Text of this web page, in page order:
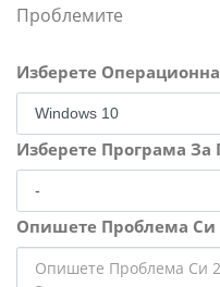
Проблемите
Изберете
Изберете Програма
Опишете Проблема Си